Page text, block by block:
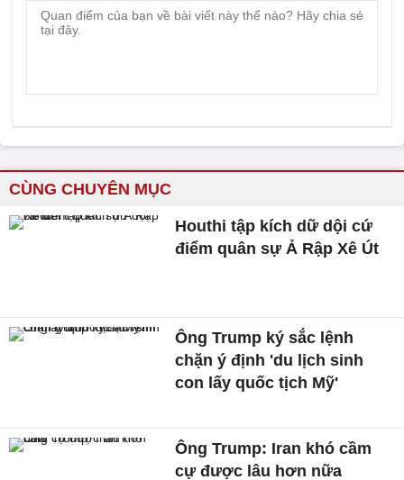
CÙNG CHUYÊN MỤC
Houthi tập kích dữ dội cứ
điểm quân sự Ả Rập Xê Út
Ông Trump ký sắc lệnh
chặn ý định 'du lịch sinh
con lấy quốc tịch Mỹ'
Ông Trump: Iran khó cầm
cự được lâu hơn nữa